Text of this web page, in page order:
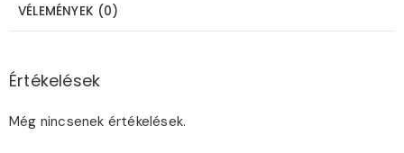
VÉLEMÉNYEK (0)
Értékelések
Még nincsenek értékelések.